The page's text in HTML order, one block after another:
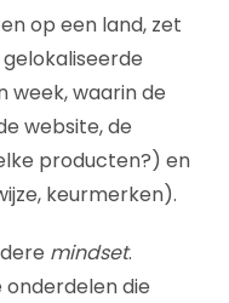
op een land, zet
week, waarin de
website, de
producten?) en
keurmerken).
mindset.
onderdelen die